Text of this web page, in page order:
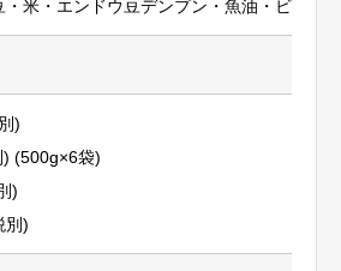
・米・エンドウ豆デンプン・魚油・ビート
)
(500g×6袋)
)
別)